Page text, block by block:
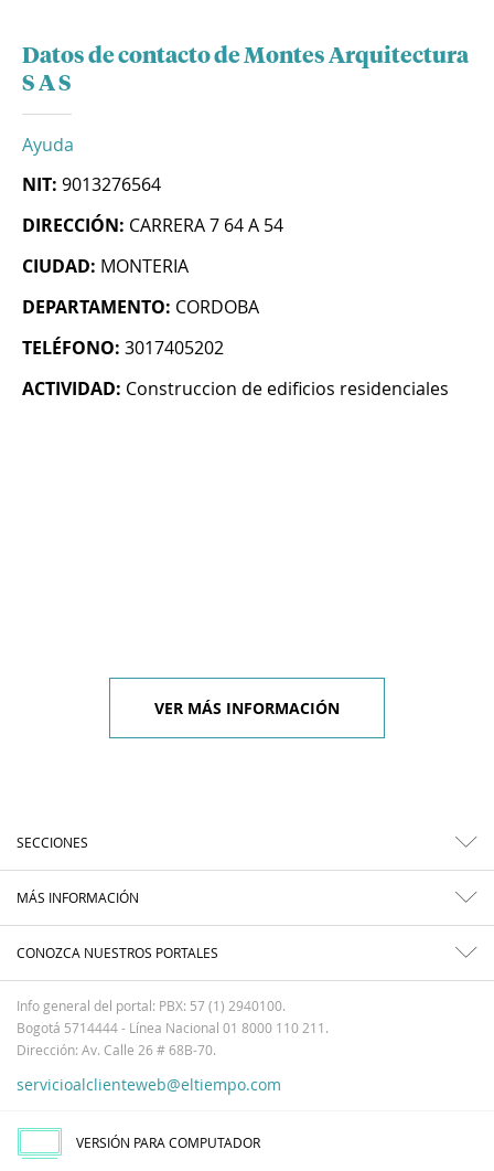
Datos de contacto de Montes Arquitectura
S A S
Ayuda
NIT: 9013276564
DIRECCIÓN: CARRERA 7 64 A 54
CIUDAD: MONTERIA
DEPARTAMENTO: CORDOBA
TELÉFONO: 3017405202
ACTIVIDAD: Construccion de edificios residenciales
VER MÁS INFORMACIÓN
SECCIONES
MÁS INFORMACIÓN
CONOZCA NUESTROS PORTALES
Info general del portal: PBX: 57 (1) 2940100.
Bogotá 5714444 - Línea Nacional 01 8000 110 211.
Dirección: Av. Calle 26 # 68B-70.
servicioalclienteweb@eltiempo.com
VERSIÓN PARA COMPUTADOR